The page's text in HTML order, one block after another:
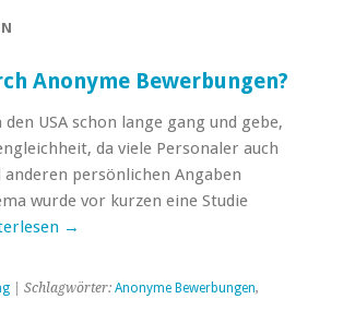
Anonyme Bewerbungen?
USA schon lange gang und gebe,
da viele Personaler auch
persönlichen Angaben
wurde vor kurzen eine Studie
→
| Schlagwörter: Anonyme Bewerbungen,